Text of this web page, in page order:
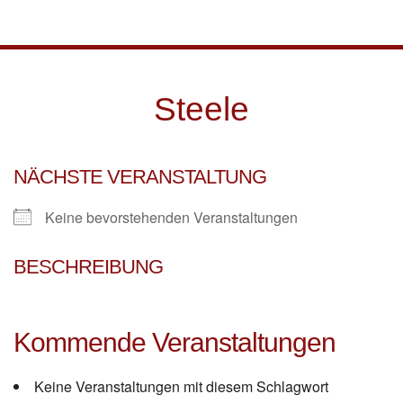
Skip to main content
Steele
NÄCHSTE VERANSTALTUNG
Keine bevorstehenden Veranstaltungen
BESCHREIBUNG
Kommende Veranstaltungen
Keine Veranstaltungen mit diesem Schlagwort